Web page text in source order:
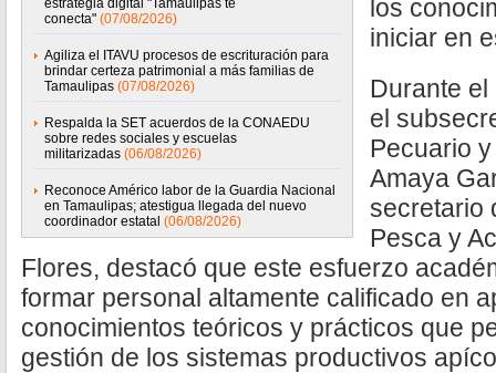
estrategia digital "Tamaulipas te
conecta" (07/08/2026)
Agiliza el ITAVU procesos de escrituración para
brindar certeza patrimonial a más familias de
Tamaulipas (07/08/2026)
Respalda la SET acuerdos de la CONAEDU
sobre redes sociales y escuelas
militarizadas (06/08/2026)
Reconoce Américo labor de la Guardia Nacional
en Tamaulipas; atestigua llegada del nuevo
coordinador estatal (06/08/2026)
los
iniciar en
Durante
el
Pecuario
Amaya
secretario
Pesca y
Flores, destacó que este esfuerzo
formar personal altamente calificado en
conocimientos teóricos y prácticos que
gestión de los sistemas productivos